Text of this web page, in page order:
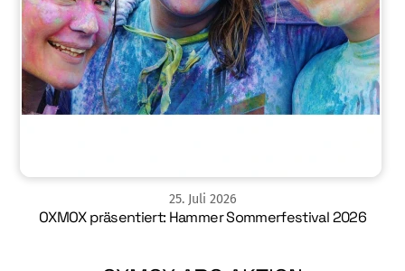
25. Juli 2026
OXMOX präsentiert: Hammer Sommerfestival 2026